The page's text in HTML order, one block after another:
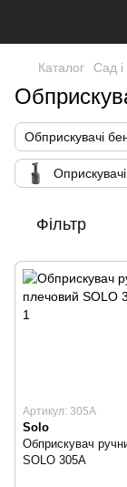
Каталог Сад і
Обприскувачі
Фільтр
Артикул: 305A
Solo
Обприскувач
SOLO 305A